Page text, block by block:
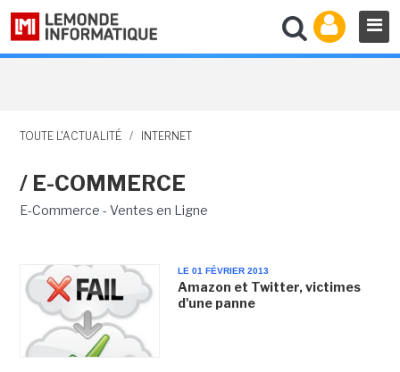
TOUTE L'ACTUALITÉ / INTERNET
/ E-COMMERCE
E-Commerce - Ventes en Ligne
LE 01 FÉVRIER 2013
Amazon et Twitter, victimes
d'une panne